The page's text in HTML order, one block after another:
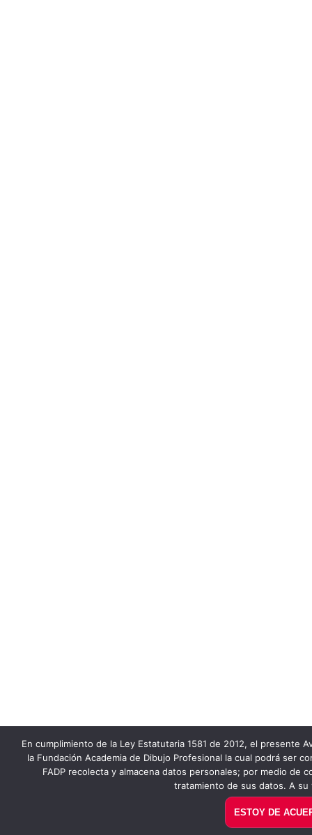
En cumplimiento de la Ley Estatutaria 1581 de 2012, el presente
la Fundación Academia de Dibujo Profesional la cual podrá ser
FADP recolecta y almacena datos personales; por medio
tratamiento de sus datos. A su
ESTOY DE